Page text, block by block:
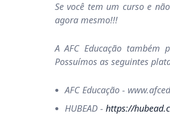
Se você tem um curso e
agora mesmo!!!
A AFC Educação também
Possuímos as seguintes
AFC Educação -
HUBEAD - https://